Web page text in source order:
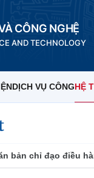
CÔNG NGHỆ
AND TECHNOLOGY
DỊCH VỤ CÔNGHỆ
bản chỉ đạo điều